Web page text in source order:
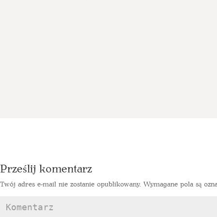
Prześlij komentarz
Twój adres e-mail nie zostanie opublikowany. Wymagane pola są